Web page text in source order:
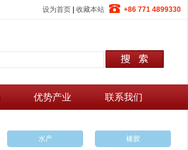
设为首页 收藏本站 +86 771 4899330
优势产业 联系我们
水产 橡胶